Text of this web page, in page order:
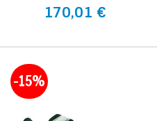
170,01 €
-15%